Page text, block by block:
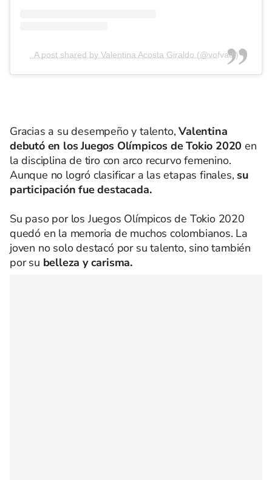
A post shared by Valentina Acosta Giraldo (@vofvadi)
Gracias a su desempeño y talento,Valentina
debutó en los Juegos Olímpicos de Tokio 2020 en
la disciplina de tiro con arco recurvo femenino.
Aunque no logró clasificar a las etapas finales, su
participación fue destacada.
Su paso por los Juegos Olímpicos de Tokio 2020
quedó en la memoria de muchos colombianos. La
joven no solo destacó por su talento, sino también
por su belleza y carisma.